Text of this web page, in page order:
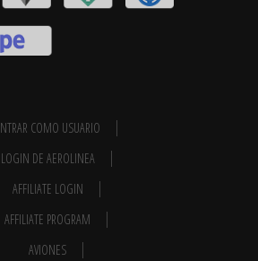
COMO USUARIO
LOGIN DE AEROLINEA
AFFILIATE LOGIN
AFFILIATE PROGRAM
AVIONES